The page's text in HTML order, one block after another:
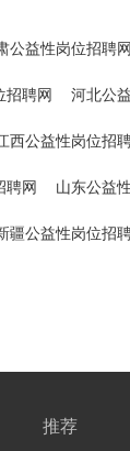
公益性岗位招聘网
招聘网 河北公
西公益性岗位招
聘网 山东公益
疆公益性岗位招
推荐